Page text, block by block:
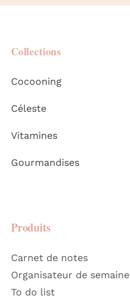
Collections
Cocooning
Céleste
Vitamines
Gourmandises
Produits
Carnet de notes
Organisateur de semaine
To do list